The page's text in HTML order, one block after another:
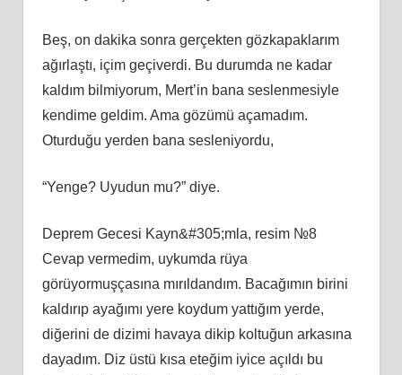
Beş, on dakika sonra gerçekten gözkapaklarım
ağırlaştı, içim geçiverdi. Bu durumda ne kadar
kaldım bilmiyorum, Mert’in bana seslenmesiyle
kendime geldim. Ama gözümü açamadım.
Oturduğu yerden bana sesleniyordu,
“Yenge? Uyudun mu?” diye.
Deprem Gecesi Kayn&#305;mla, resim №8
Cevap vermedim, uykumda rüya
görüyormuşçasına mırıldandım. Bacağımın birini
kaldırıp ayağımı yere koydum yattığım yerde,
diğerini de dizimi havaya dikip koltuğun arkasına
dayadım. Diz üstü kısa eteğim iyice açıldı bu